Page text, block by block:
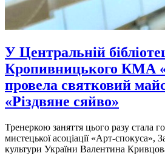
У Центральній
Кропивницького КМА
провела святковий
«Різдвяне сяйво»
Тренеркою заняття цього разу стала
мистецької асоціації «Арт-спокуса»,
культури України Валентина